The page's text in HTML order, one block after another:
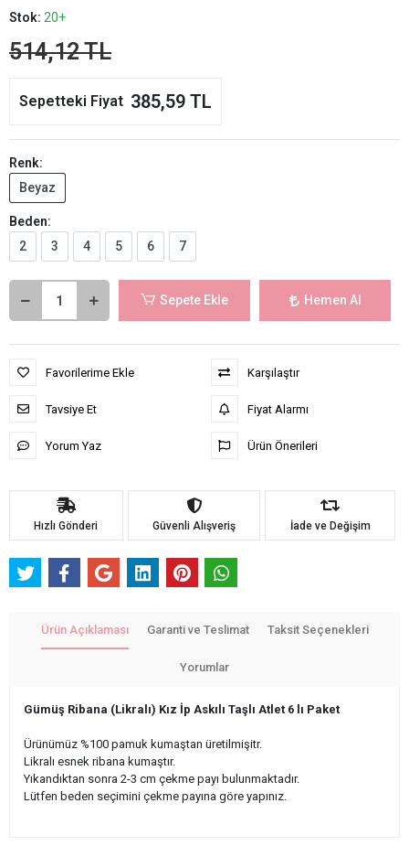
Stok: 20+
514,12 TL
Sepetteki Fiyat 385,59 TL
Renk:
Beyaz
Beden:
2
3 4 5 6 7
Sepete Ekle Hemen Al
Favorilerime Ekle
Tavsiye Et
Yorum Yaz
Karşılaştır
Fiyat Alarmı
Ürün Önerileri
Hızlı Gönderi Güvenli Alışveriş İade ve Değişim
Ürün Açıklaması Garanti ve Teslimat Taksit Seçenekleri
Yorumlar
Gümüş Ribana (Likralı) Kız İp Askılı Taşlı Atlet 6 lı Paket
Ürünümüz %100 pamuk kumaştan üretilmişitr.
Likralı esnek ribana kumaştır.
Yıkandıktan sonra 2-3 cm çekme payı bulunmaktadır.
Lütfen beden seçimini çekme payına göre yapınız.